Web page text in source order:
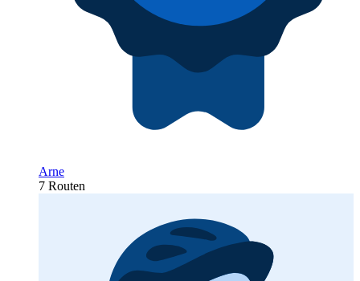
Arne
7 Routen